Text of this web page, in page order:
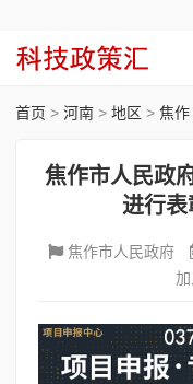
首页 > 河南 > 地区 > 焦作
焦作市人民政
进行
焦作市人民政府